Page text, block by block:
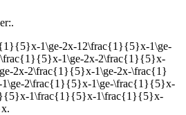
.
1\ge-2x-12\frac{1}{5}x-1\ge-
1\ge-2x-2\frac{1}{5}x-
2x-2\frac{1}{5}x-1\ge-2x-\frac{1}
2\frac{1}{5}x-1\ge-\frac{1}{5}x-
1\frac{1}{5}x-1\frac{1}{5}x-
.